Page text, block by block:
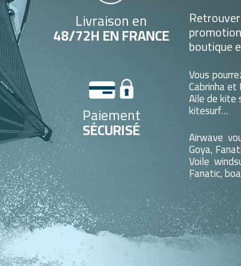
Livraison en
48/72H EN FRANCE
Paiement
SÉCURISÉ
boutique
Vous
Cabrinha et
Aile de kite
kitesurf…
Airwave
Goya,
Voile
Fanatic,